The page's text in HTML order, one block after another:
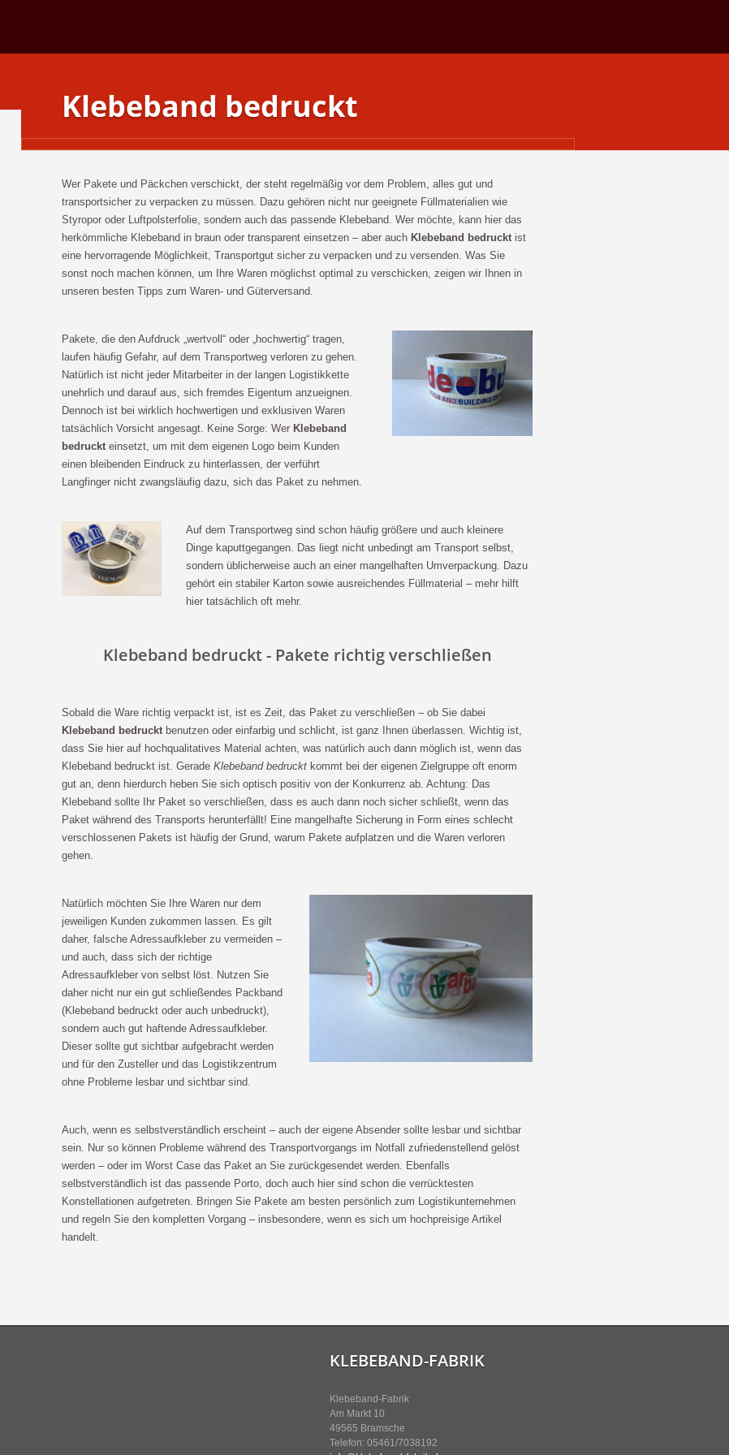
Klebeband bedruckt
Wer Pakete und Päckchen verschickt, der steht regelmäßig vor dem Problem, alles gut und
transportsicher zu verpacken zu müssen. Dazu gehören nicht nur geeignete Füllmaterialien wie
Styropor oder Luftpolsterfolie, sondern auch das passende Klebeband. Wer möchte, kann hier das
herkömmliche Klebeband in braun oder transparent einsetzen – aber auch Klebeband bedruckt ist
eine hervorragende Möglichkeit, Transportgut sicher zu verpacken und zu versenden. Was Sie
sonst noch machen können, um Ihre Waren möglichst optimal zu verschicken, zeigen wir Ihnen in
unseren besten Tipps zum Waren- und Güterversand.
Pakete, die den Aufdruck „wertvoll“ oder „hochwertig“ tragen,
laufen häufig Gefahr, auf dem Transportweg verloren zu gehen.
Natürlich ist nicht jeder Mitarbeiter in der langen Logistikkette
unehrlich und darauf aus, sich fremdes Eigentum anzueignen.
Dennoch ist bei wirklich hochwertigen und exklusiven Waren
tatsächlich Vorsicht angesagt. Keine Sorge: Wer Klebeband
bedruckt einsetzt, um mit dem eigenen Logo beim Kunden
einen bleibenden Eindruck zu hinterlassen, der verführt
Langfinger nicht zwangsläufig dazu, sich das Paket zu nehmen.
Auf dem Transportweg sind schon häufig größere und auch kleinere
Dinge kaputtgegangen. Das liegt nicht unbedingt am Transport selbst,
sondern üblicherweise auch an einer mangelhaften Umverpackung. Dazu
gehört ein stabiler Karton sowie ausreichendes Füllmaterial – mehr hilft
hier tatsächlich oft mehr.
Klebeband bedruckt - Pakete richtig verschließen
Sobald die Ware richtig verpackt ist, ist es Zeit, das Paket zu verschließen – ob Sie dabei
Klebeband bedruckt benutzen oder einfarbig und schlicht, ist ganz Ihnen überlassen. Wichtig ist,
dass Sie hier auf hochqualitatives Material achten, was natürlich auch dann möglich ist, wenn das
Klebeband bedruckt ist. Gerade Klebeband bedruckt kommt bei der eigenen Zielgruppe oft enorm
gut an, denn hierdurch heben Sie sich optisch positiv von der Konkurrenz ab. Achtung: Das
Klebeband sollte Ihr Paket so verschließen, dass es auch dann noch sicher schließt, wenn das
Paket während des Transports herunterfällt! Eine mangelhafte Sicherung in Form eines schlecht
verschlossenen Pakets ist häufig der Grund, warum Pakete aufplatzen und die Waren verloren
gehen.
Natürlich möchten Sie Ihre Waren nur dem
jeweiligen Kunden zukommen lassen. Es gilt
daher, falsche Adressaufkleber zu vermeiden –
und auch, dass sich der richtige
Adressaufkleber von selbst löst. Nutzen Sie
daher nicht nur ein gut schließendes Packband
(Klebeband bedruckt oder auch unbedruckt),
sondern auch gut haftende Adressaufkleber.
Dieser sollte gut sichtbar aufgebracht werden
und für den Zusteller und das Logistikzentrum
ohne Probleme lesbar und sichtbar sind.
Auch, wenn es selbstverständlich erscheint – auch der eigene Absender sollte lesbar und sichtbar
sein. Nur so können Probleme während des Transportvorgangs im Notfall zufriedenstellend gelöst
werden – oder im Worst Case das Paket an Sie zurückgesendet werden. Ebenfalls
selbstverständlich ist das passende Porto, doch auch hier sind schon die verrücktesten
Konstellationen aufgetreten. Bringen Sie Pakete am besten persönlich zum Logistikunternehmen
und regeln Sie den kompletten Vorgang – insbesondere, wenn es sich um hochpreisige Artikel
handelt.
KLEBEBAND-FABRIK
Klebeband-Fabrik
Am Markt 10
49565 Bramsche
Telefon: 05461/7038192